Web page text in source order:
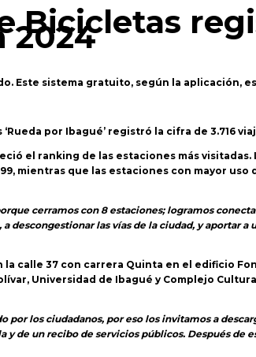
Bicicletas
2024
Este sistema gratuito, según la aplicación,
por Ibagué’ registró la cifra de 3.716
el ranking de las estaciones más
mientras que las estaciones con mayor
cerramos con 8 estaciones; logramos
descongestionar las vías de la ciudad, y aportar a
calle 37 con carrera Quinta en el edificio
Universidad de Ibagué y Complejo
por los ciudadanos, por eso los invitamos a
y de un recibo de servicios públicos. Después de